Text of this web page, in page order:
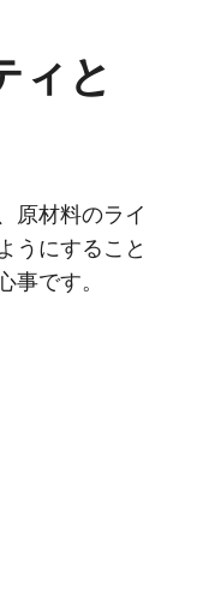
ィと
原材料のライ
うにすること
事です。